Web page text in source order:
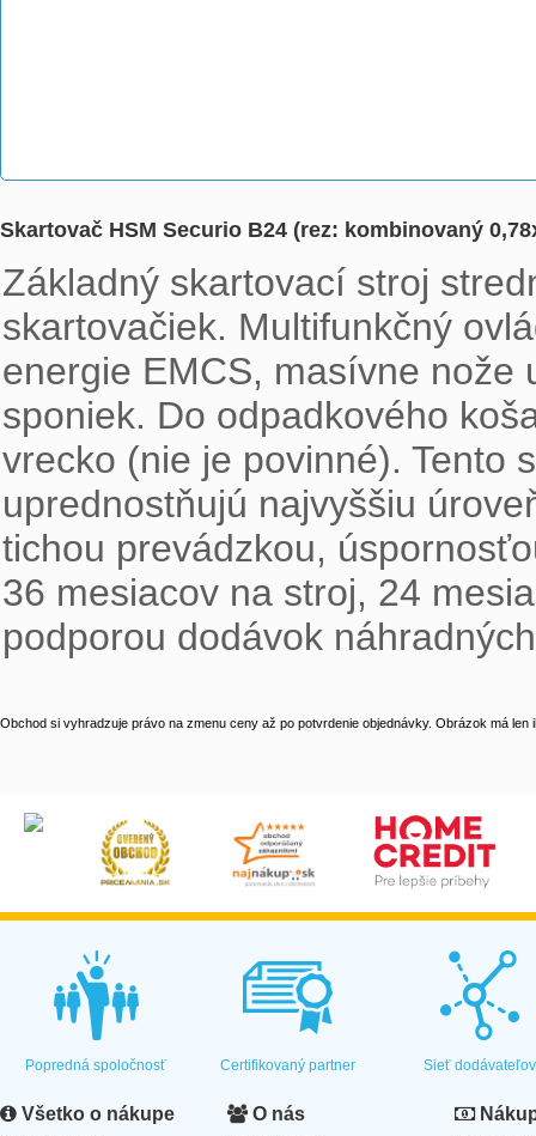
Skartovač HSM Securio B24 (rez: kombinovaný
Základný skartovací stroj
skartovačiek. Multifunkčný
energie EMCS, masívne nože
sponiek. Do odpadkového
vrecko (nie je povinné). Tento
uprednostňujú najvyššiu
tichou prevádzkou,
36 mesiacov na stroj, 24
podporou dodávok
Obchod si vyhradzuje právo na zmenu ceny až po potvrdenie objednávky. Obrázok má len
Popredná spoločnosť Certifikovaný partner Sieť dodávateľov
Všetko o nákupe O nás